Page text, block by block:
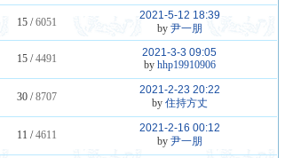
15 /6051
2021-5-12 18:39
by 尹一朋
15 /4491
2021-3-3 09:05
by hhp19910906
30 /8707
2021-2-23 20:22
by 住持方丈
11 /4611
2021-2-16 00:12
by 尹一朋